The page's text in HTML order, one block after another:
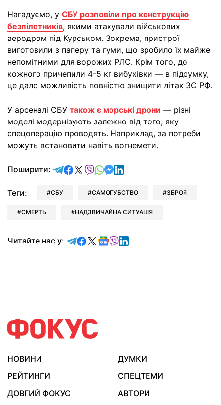
Нагадуємо, у СБУ розповіли про конструкцію
безпілотників, якими атакували військових
аеродром під Курськом. Зокрема, пристрої
виготовили з паперу та гуми, що зробило їх майже
непомітними для ворожих РЛС. Крім того, до
кожного причепили 4-5 кг вибухівки — в підсумку,
це дало можливість повністю знищити літак ЗС РФ.
У арсеналі СБУ також є морські дрони — різні
моделі модернізують залежно від того, яку
спецоперацію проводять. Наприклад, за потреби
можуть встановити навіть вогнемети.
Поширити: відправити у Telegram
поділитись у Facebook
поділитись у X
відправити у Viber
відправити у Whatsapp
відправити у Messenger
відправити у LinkedIn
Теги: СБУ САМОГУБСТВО ЗБРОЯ
СМЕРТЬ НАДЗВИЧАЙНА СИТУАЦІЯ
Читайте нас у: Читайте у Telegram
Читайте у Facebook
Читайте у X
Читайте у Google news
Читайте у Viber
Читайте у LinkedIn
НОВИНИ
ДУМКИ
РЕЙТИНГИ
СПЕЦТЕМИ
ДОВГИЙ ФОКУС
АВТОРИ